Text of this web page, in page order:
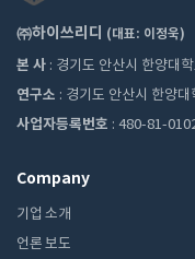
㈜하이쓰리디 (대표: 이정욱)
본 사 : 경기도 안산시 한양대
연구소 : 경기도 안산시 한양
사업자등록번호 : 480-81-
Company
기업 소개
언론 보도